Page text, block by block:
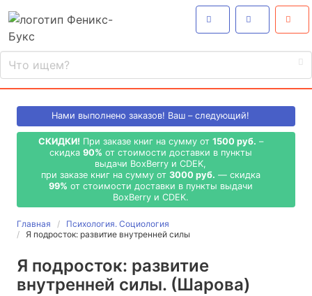
Нами выполнено заказов! Ваш – следующий!
СКИДКИ! При заказе книг на сумму от 1500 руб. –
скидка 90% от стоимости доставки в пункты
выдачи BoxBerry и CDEK,
при заказе книг на сумму от 3000 руб. — скидка
99% от стоимости доставки в пункты выдачи
BoxBerry и CDEK.
Главная
Психология. Социология
Я подросток: развитие внутренней силы
Я подросток: развитие
внутренней силы. (Шарова)